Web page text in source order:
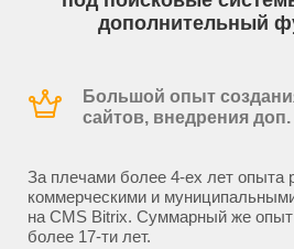
дополнительный
Большой опыт
сайтов, внедрения
За плечами более 4-ех лет опыта
коммерческими и
на CMS Bitrix. Суммарный же
более 17-ти лет.